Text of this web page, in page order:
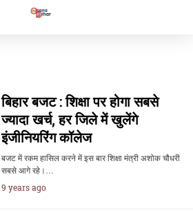
बिहार बजट : शिक्षा पर होगा सबसे
ज्यादा खर्च, हर जिले में खुलेंगे
इंजीनियरिंग कॉलेज
बजट में रकम हासिल करने में इस बार शिक्षा मंत्री अशोक चौधरी
सबसे आगे रहे।…
9 years ago